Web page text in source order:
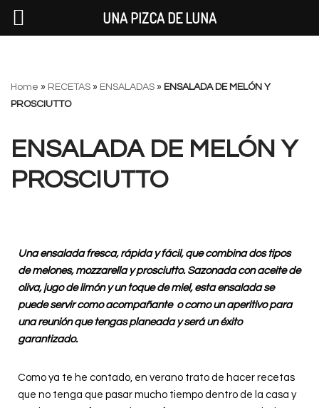
al
contenido
Home » RECETAS » ENSALADAS » ENSALADA DE MELÓN Y
PROSCIUTTO
ENSALADA DE MELÓN Y
PROSCIUTTO
Una ensalada fresca, rápida y fácil, que combina dos tipos
de melones, mozzarella y prosciutto. Sazonada con aceite de
oliva, jugo de limón y un toque de miel, esta ensalada se
puede servir como acompañante o como un aperitivo para
una reunión que tengas planeada y será un éxito
garantizado.
Como ya te he contado, en verano trato de hacer recetas
que no tenga que pasar mucho tiempo dentro de la casa y
UNA PIZCA DE LUNA